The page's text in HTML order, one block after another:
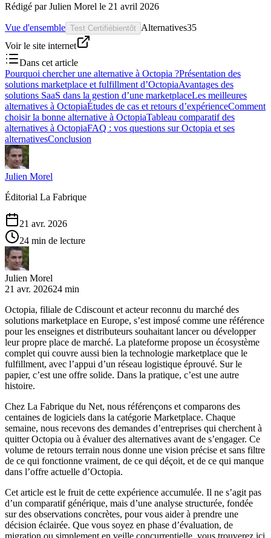
Rédigé par Julien Morel le 21 avril 2026
Vue d'ensemble Test Certifiébientôt Alternatives35
Voir le site internet
Dans cet article
Pourquoi chercher une alternative à Octopia ?Présentation des
solutions marketplace et fulfillment d’OctopiaAvantages des
solutions SaaS dans la gestion d’une marketplaceLes meilleures
alternatives à OctopiaÉtudes de cas et retours d’expérienceComment
choisir la bonne alternative à OctopiaTableau comparatif des
alternatives à OctopiaFAQ : vos questions sur Octopia et ses
alternativesConclusion
Julien Morel
Éditorial La Fabrique
21 avr. 2026
24 min de lecture
Julien Morel
21 avr. 202624 min
Octopia, filiale de Cdiscount et acteur reconnu du marché des
solutions marketplace en Europe, s’est imposé comme une référence
pour les enseignes et distributeurs souhaitant lancer ou développer
leur propre place de marché. La plateforme propose un écosystème
complet qui couvre aussi bien la technologie marketplace que le
fulfillment, avec l’appui d’un réseau logistique éprouvé. Sur le
papier, c’est une offre solide. Dans la pratique, c’est une autre
histoire.
Chez La Fabrique du Net, nous référençons et comparons des
centaines de logiciels dans la catégorie Marketplace. Chaque
semaine, nous recevons des demandes d’entreprises qui cherchent à
quitter Octopia ou à évaluer des alternatives avant de s’engager. Ce
volume de retours terrain nous donne une vision précise et sans filtre
de ce qui fonctionne vraiment, de ce qui déçoit, et de ce qui manque
dans l’offre actuelle d’Octopia.
Cet article est le fruit de cette expérience accumulée. Il ne s’agit pas
d’un comparatif générique, mais d’une analyse structurée, fondée
sur des observations concrètes, pour vous aider à prendre une
décision éclairée. Que vous soyez en phase d’évaluation, de
migration ou simplement en veille concurrentielle, vous trouverez ici